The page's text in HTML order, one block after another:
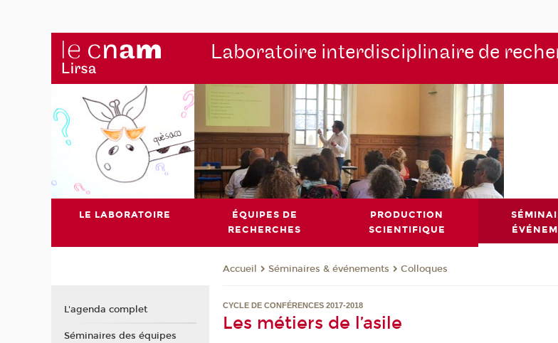
Laboratoire interdisciplinaire de
LE LABORATOIRE
ÉQUIPES DE
RECHERCHES
PRODUCTION
SCIENTIFIQUE
Accueil Séminaires & événements Colloques
CYCLE DE CONFÉRENCES 2017-2018
Les métiers de l’asile
L'agenda complet
Séminaires des équipes